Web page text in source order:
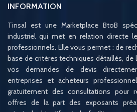
INFORMATION
Tinsal est une Marketplace BtoB
industriel qui met en relation directe
professionnels. Elle vous permet : de
base de critères techniques détaillés, de
vos demandes de devis
entreprises et acheteurs
gratuitement des consultations pour
offres de la part des exposants